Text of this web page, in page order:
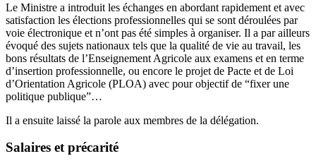
Le Ministre a introduit les échanges en abordant rapidement et avec
satisfaction les élections professionnelles qui se sont déroulées par
voie électronique et n’ont pas été simples à organiser. Il a par ailleurs
évoqué des sujets nationaux tels que la qualité de vie au travail, les
bons résultats de l’Enseignement Agricole aux examens et en terme
d’insertion professionnelle, ou encore le projet de Pacte et de Loi
d’Orientation Agricole (PLOA) avec pour objectif de “fixer une
politique publique”…
Il a ensuite laissé la parole aux membres de la délégation.
Salaires et précarité